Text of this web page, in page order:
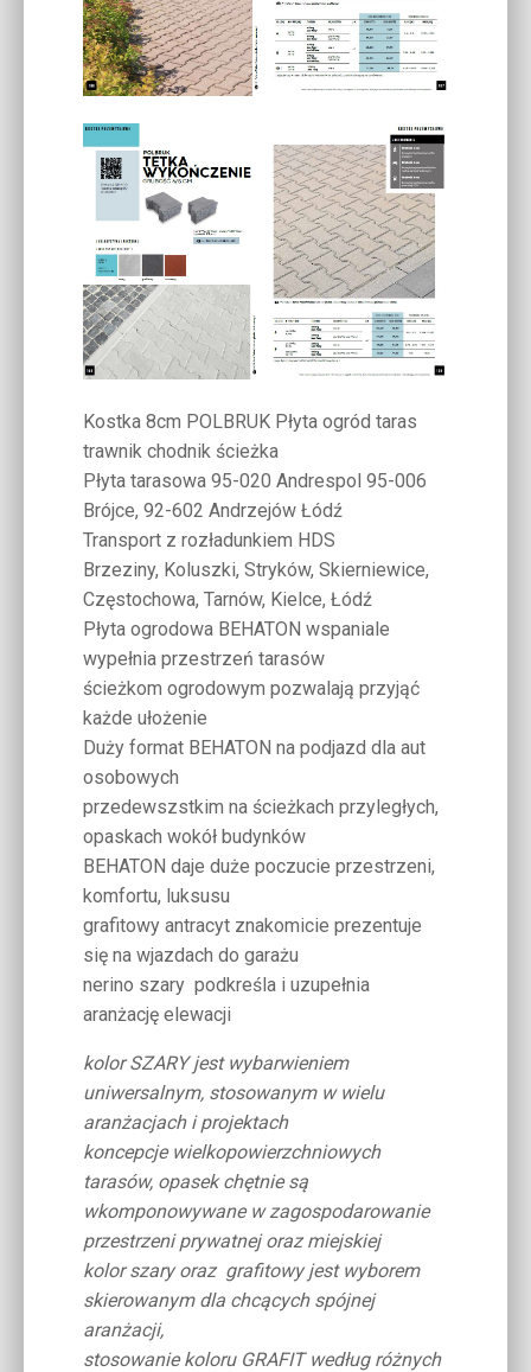
Kostka 8cm POLBRUK Płyta ogród taras
trawnik chodnik ścieżka
Płyta tarasowa 95-020 Andrespol 95-006
Brójce, 92-602 Andrzejów Łódź
Transport z rozładunkiem HDS
Brzeziny, Koluszki, Stryków, Skierniewice,
Częstochowa, Tarnów, Kielce, Łódź
Płyta ogrodowa BEHATON wspaniale
wypełnia przestrzeń tarasów
ścieżkom ogrodowym pozwalają przyjąć
każde ułożenie
Duży format BEHATON na podjazd dla aut
osobowych
przedewszstkim na ścieżkach przyległych,
opaskach wokół budynków
BEHATON daje duże poczucie przestrzeni,
komfortu, luksusu
grafitowy antracyt znakomicie prezentuje
się na wjazdach do garażu
nerino szary podkreśla i uzupełnia
aranżację elewacji
kolor SZARY jest wybarwieniem
uniwersalnym, stosowanym w wielu
aranżacjach i projektach
koncepcje wielkopowierzchniowych
tarasów, opasek chętnie są
wkomponowywane w zagospodarowanie
przestrzeni prywatnej oraz miejskiej
kolor szary oraz grafitowy jest wyborem
skierowanym dla chcących spójnej
aranżacji,
stosowanie koloru GRAFIT według różnych